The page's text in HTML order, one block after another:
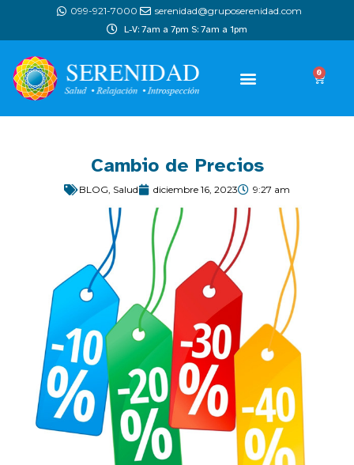
099-921-7000 serenidad@gruposerenidad.com
L-V: 7am a 7pm S: 7am a 1pm
0
Cambio de Precios
BLOG Salud diciembre 16, 2023 9:27 am